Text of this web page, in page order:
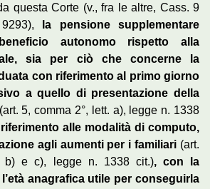
questa Corte (v., fra le altre, Cass. 9
la pensione supplementare
autonomo rispetto alla
sia per ciò che concerne la
con riferimento al primo giorno
a quello di presentazione della
5, comma 2°, lett. a), legge n. 1338
alle modalità di computo,
agli aumenti per i familiari (art.
b) e c), legge n. 1338 cit.), con la
anagrafica utile per conseguirla